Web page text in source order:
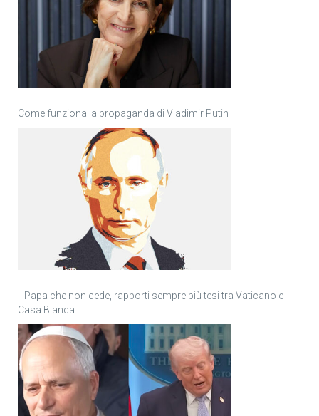
Come funziona la propaganda di Vladimir Putin
Il Papa che non cede, rapporti sempre più tesi tra Vaticano e
Casa Bianca